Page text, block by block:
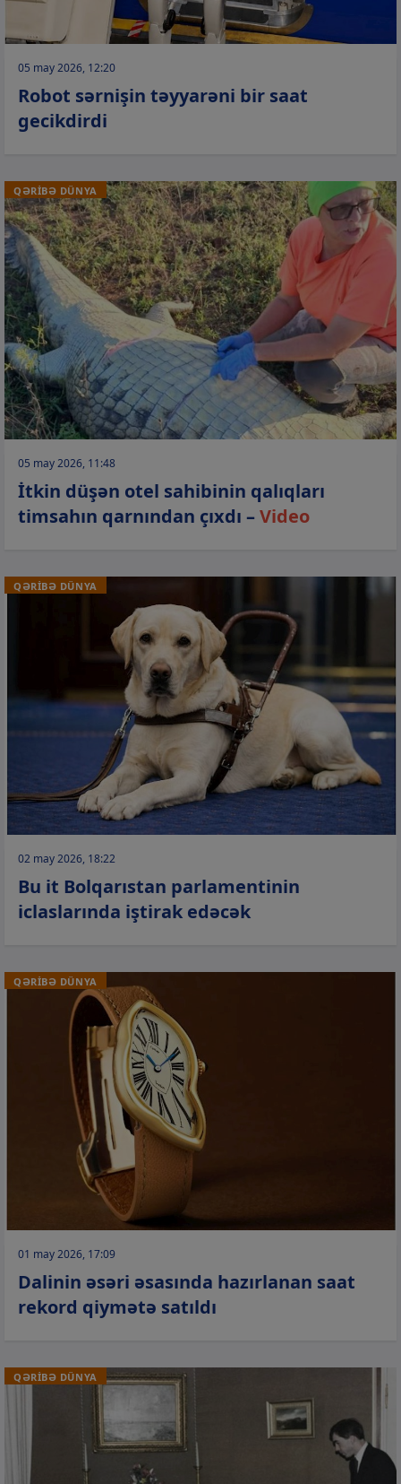
05 may 2026, 12:20
Robot sərnişin təyyarəni bir saat
gecikdirdi
QƏRİBƏ DÜNYA
05 may 2026, 11:48
İtkin düşən otel sahibinin qalıqları
timsahın qarnından çıxdı –Video
QƏRİBƏ DÜNYA
02 may 2026, 18:22
Bu it Bolqarıstan parlamentinin
iclaslarında iştirak edəcək
QƏRİBƏ DÜNYA
01 may 2026, 17:09
Dalinin əsəri əsasında hazırlanan saat
rekord qiymətə satıldı
QƏRİBƏ DÜNYA